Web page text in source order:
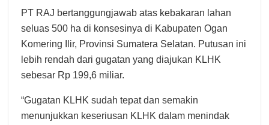
PT RAJ bertanggungjawab atas kebakaran lahan
seluas 500 ha di konsesinya di Kabupaten Ogan
Komering Ilir, Provinsi Sumatera Selatan. Putusan ini
lebih rendah dari gugatan yang diajukan KLHK
sebesar Rp 199,6 miliar.
“Gugatan KLHK sudah tepat dan semakin
menunjukkan keseriusan KLHK dalam menindak